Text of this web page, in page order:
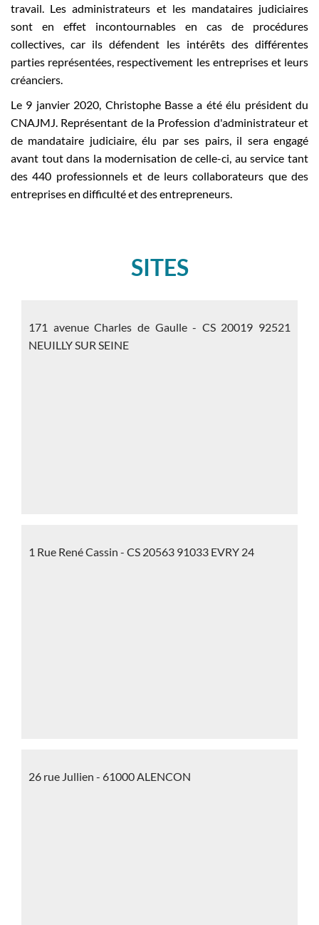
travail. Les administrateurs et les mandataires judiciaires
sont en effet incontournables en cas de procédures
collectives, car ils défendent les intérêts des différentes
parties représentées, respectivement les entreprises et leurs
créanciers.
Le 9 janvier 2020, Christophe Basse a été élu président du
CNAJMJ. Représentant de la Profession d'administrateur et
de mandataire judiciaire, élu par ses pairs, il sera engagé
avant tout dans la modernisation de celle-ci, au service tant
des 440 professionnels et de leurs collaborateurs que des
entreprises en difficulté et des entrepreneurs.
SITES
171 avenue Charles de Gaulle - CS 20019 92521
NEUILLY SUR SEINE
1 Rue René Cassin - CS 20563 91033 EVRY 24
26 rue Jullien - 61000 ALENCON